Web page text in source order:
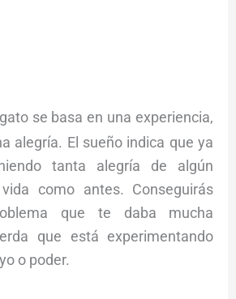
se basa en una experiencia,
alegría. El sueño indica que ya
tanta alegría de algún
como antes. Conseguirás
que te daba mucha
que está experimentando
o poder.